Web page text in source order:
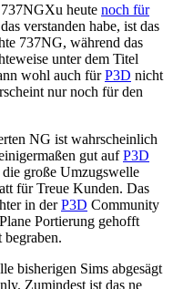
737NGXu heute noch für
verstanden habe, ist das
737NG, während das
unter dem Titel
wohl auch fürP3D nicht
nur noch für den
NG ist wahrscheinlich
gut aufP3D
die große Umzugswelle
für Treue Kunden. Das
in derP3D Community
Portierung gehofft
bisherigen Sims abgesägt
Zumindest ist das ne